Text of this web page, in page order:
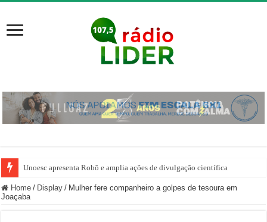
Unoesc apresenta Robô e amplia ações de divulgação científica
Home / Display / Mulher fere companheiro a golpes de tesoura em
Joaçaba